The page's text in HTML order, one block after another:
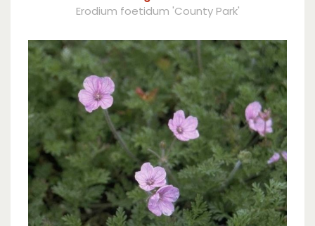
Erodium foetidum 'County Park'